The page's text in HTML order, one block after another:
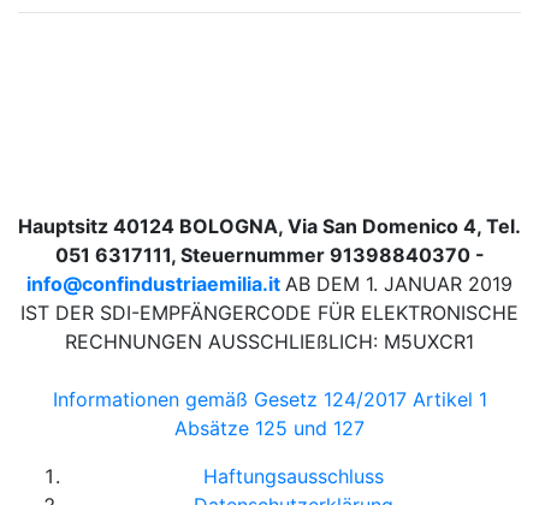
Hauptsitz 40124 BOLOGNA, Via San Domenico 4, Tel.
051 6317111, Steuernummer 91398840370 -
info@confindustriaemilia.it AB DEM 1. JANUAR 2019
IST DER SDI-EMPFÄNGERCODE FÜR ELEKTRONISCHE
RECHNUNGEN AUSSCHLIEßLICH: M5UXCR1
Informationen gemäß Gesetz 124/2017 Artikel 1
Absätze 125 und 127
Haftungsausschluss